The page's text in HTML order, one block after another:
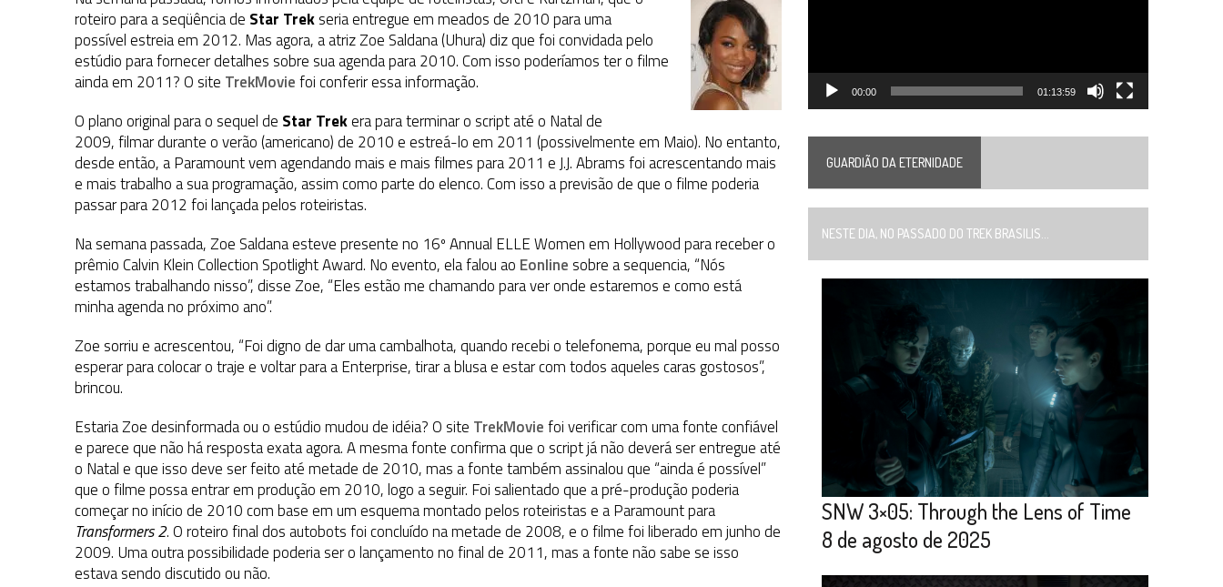
3 DE AGOSTO DE 2026 | VEJA FOTOS DO TERCEIRO EPISÓDIO DA 4ª TEMPORADA DE STRANGE NEW WORDS
3 DE AGOSTO DE 2026 | PARAMOUNT E CBS DERRUBAM NOVO VÍDEO DO FILME DE FÃS AXANAR HORAS APÓS ESTREIA
2 DE AGOSTO DE 2026 | TB AO VIVO | STAR TREK: STRANGE NEW WORLDS – “THE GRIFFIN INCIDENT” (4×02)
roteiro para a seqüência de Star Trekseria entregue em meados de 2010 para uma
possível estreia em 2012. Mas agora, a atriz Zoe Saldana (Uhura) diz que foi convidada pelo
estúdio para fornecer detalhes sobre sua agenda para 2010. Com isso poderíamos ter o filme
ainda em 2011? O site TrekMoviefoi conferir essa informação.
O plano original para o sequel de Star Trekera para terminar o script até o Natal de
2009, filmar durante o verão (americano) de 2010 e estreá-lo em 2011 (possivelmente em Maio). No entanto,
desde então, a Paramount vem agendando mais e mais filmes para 2011 e J.J. Abrams foi acrescentando mais
e mais trabalho a sua programação, assim como parte do elenco. Com isso a previsão de que o filme poderia
passar para 2012 foi lançada pelos roteiristas.
Na semana passada, Zoe Saldana esteve presente no 16º Annual ELLE Women em Hollywood para receber o
prêmio Calvin Klein Collection Spotlight Award. No evento, ela falou ao Eonline sobre a sequencia, “Nós
estamos trabalhando nisso”, disse Zoe, “Eles estão me chamando para ver onde estaremos e como está
minha agenda no próximo ano”.
Zoe sorriu e acrescentou, “Foi digno de dar uma cambalhota, quando recebi o telefonema, porque eu mal posso
esperar para colocar o traje e voltar para a Enterprise, tirar a blusa e estar com todos aqueles caras gostosos”,
brincou.
Estaria Zoe desinformada ou o estúdio mudou de idéia? O site TrekMoviefoi verificar com uma fonte confiável
e parece que não há resposta exata agora. A mesma fonte confirma que o script já não deverá ser entregue até
o Natal e que isso deve ser feito até metade de 2010, mas a fonte também assinalou que “ainda é possível”
que o filme possa entrar em produção em 2010, logo a seguir. Foi salientado que a pré-produção poderia
começar no início de 2010 com base em um esquema montado pelos roteiristas e a Paramount para
Transformers 2. O roteiro final dos autobots foi concluído na metade de 2008, e o filme foi liberado em junho de
2009. Uma outra possibilidade poderia ser o lançamento no final de 2011, mas a fonte não sabe se isso
estava sendo discutido ou não.
00:00 01:13:59
GUARDIÃO DA ETERNIDADE
NESTE DIA, NO PASSADO DO TREK BRASILIS...
SNW 3×05: Through the Lens of Time
8 de agosto de 2025